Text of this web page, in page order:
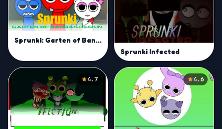
Sprunki: Garten of Banban Reskin
Sprunki Infected
4.7 4.6